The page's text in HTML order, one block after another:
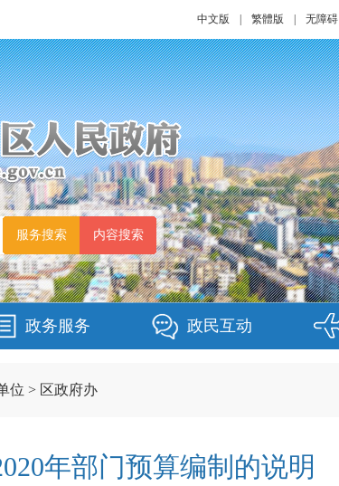
中文版 繁體版 无障碍
政务服务 政民互动
位 > 区政府办
年部门预算编制的说明